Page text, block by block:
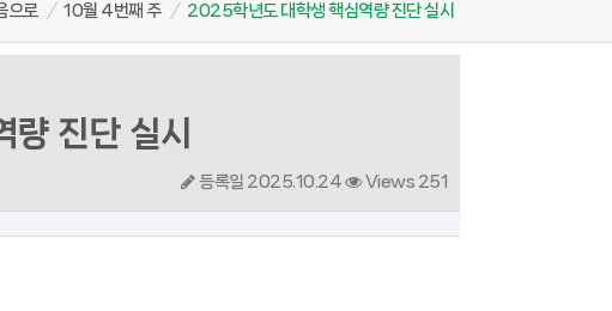
으로 / 10월 4번째 주 / 2025학년도 대학생 핵심역량 진단 실시
진단 실시
등록일 2025.10.24 Views 251